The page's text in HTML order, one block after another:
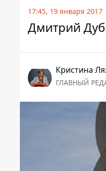
17:45, 19 января 2017
Дмитрий
Кристина
ГЛАВНЫЙ